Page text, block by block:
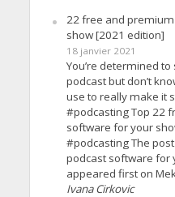
22 free and
show [2021 edition]
18 janvier 2021
You’re determined
podcast but don’t
use to really make it
#podcasting Top 22
software for your
#podcasting The
podcast software for
appeared first on
Ivana Cirkovic